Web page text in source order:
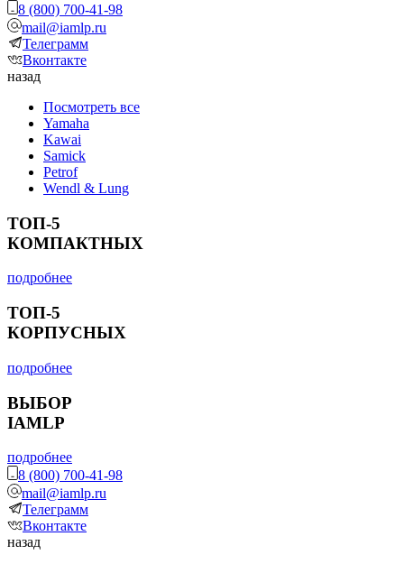
8 (800) 700-41-98
mail@iamlp.ru
Телеграмм
Вконтакте
назад
Посмотреть все
Yamaha
Kawai
Samick
Petrof
Wendl & Lung
ТОП-5
КОМПАКТНЫХ
подробнее
ТОП-5
КОРПУСНЫХ
подробнее
ВЫБОР
IAMLP
подробнее
8 (800) 700-41-98
mail@iamlp.ru
Телеграмм
Вконтакте
назад